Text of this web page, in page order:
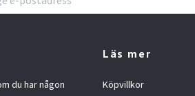
du har någon
Läs mer
Köpvillkor